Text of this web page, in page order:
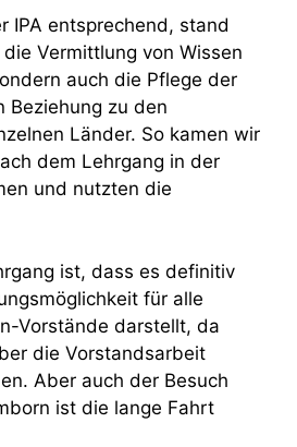
IPA entsprechend, stand
Vermittlung von Wissen
auch die Pflege der
Beziehung zu den
Länder. So kamen wir
dem Lehrgang in der
und nutzten die
ist, dass es definitiv
für alle
Vorstände darstellt, da
die Vorstandsarbeit
Aber auch der Besuch
ist die lange Fahrt